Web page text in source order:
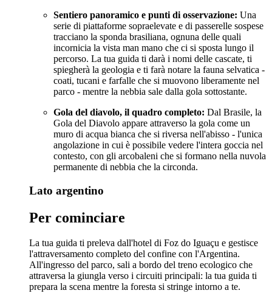
Sentiero panoramico e punti di osservazione: Una
serie di piattaforme sopraelevate e di passerelle sospese
tracciano la sponda brasiliana, ognuna delle quali
incornicia la vista man mano che ci si sposta lungo il
percorso. La tua guida ti darà i nomi delle cascate, ti
spiegherà la geologia e ti farà notare la fauna selvatica -
coati, tucani e farfalle che si muovono liberamente nel
parco - mentre la nebbia sale dalla gola sottostante.
Gola del diavolo, il quadro completo: Dal Brasile, la
Gola del Diavolo appare attraverso la gola come un
muro di acqua bianca che si riversa nell'abisso - l'unica
angolazione in cui è possibile vedere l'intera goccia nel
contesto, con gli arcobaleni che si formano nella nuvola
permanente di nebbia che la circonda.
Lato argentino
Per cominciare
La tua guida ti preleva dall'hotel di Foz do Iguaçu e gestisce
l'attraversamento completo del confine con l'Argentina.
All'ingresso del parco, sali a bordo del treno ecologico che
attraversa la giungla verso i circuiti principali: la tua guida ti
prepara la scena mentre la foresta si stringe intorno a te.